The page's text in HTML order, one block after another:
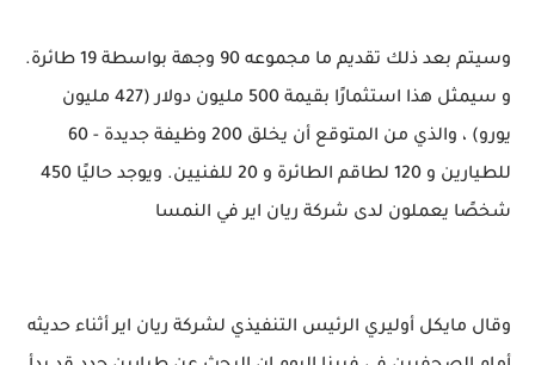
وسيتم بعد ذلك تقديم ما مجموعه 90 وجهة بواسطة 19 طائرة.
و سيمثل هذا استثمارًا بقيمة 500 مليون دولار (427 مليون
يورو) ، والذي من المتوقع أن يخلق 200 وظيفة جديدة - 60
للطيارين و 120 لطاقم الطائرة و 20 للفنيين. ويوجد حاليًا 450
شخصًا يعملون لدى شركة ريان اير في النمسا
وقال مايكل أوليري الرئيس التنفيذي لشركة ريان اير أثناء حديثه